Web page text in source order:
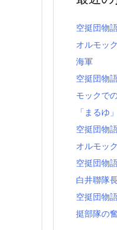
空挺団物
オルモッ
海軍
空挺団物
モックで
「まるゆ」
空挺団物
オルモッ
空挺団物
白井聯隊
空挺団物
挺部隊の